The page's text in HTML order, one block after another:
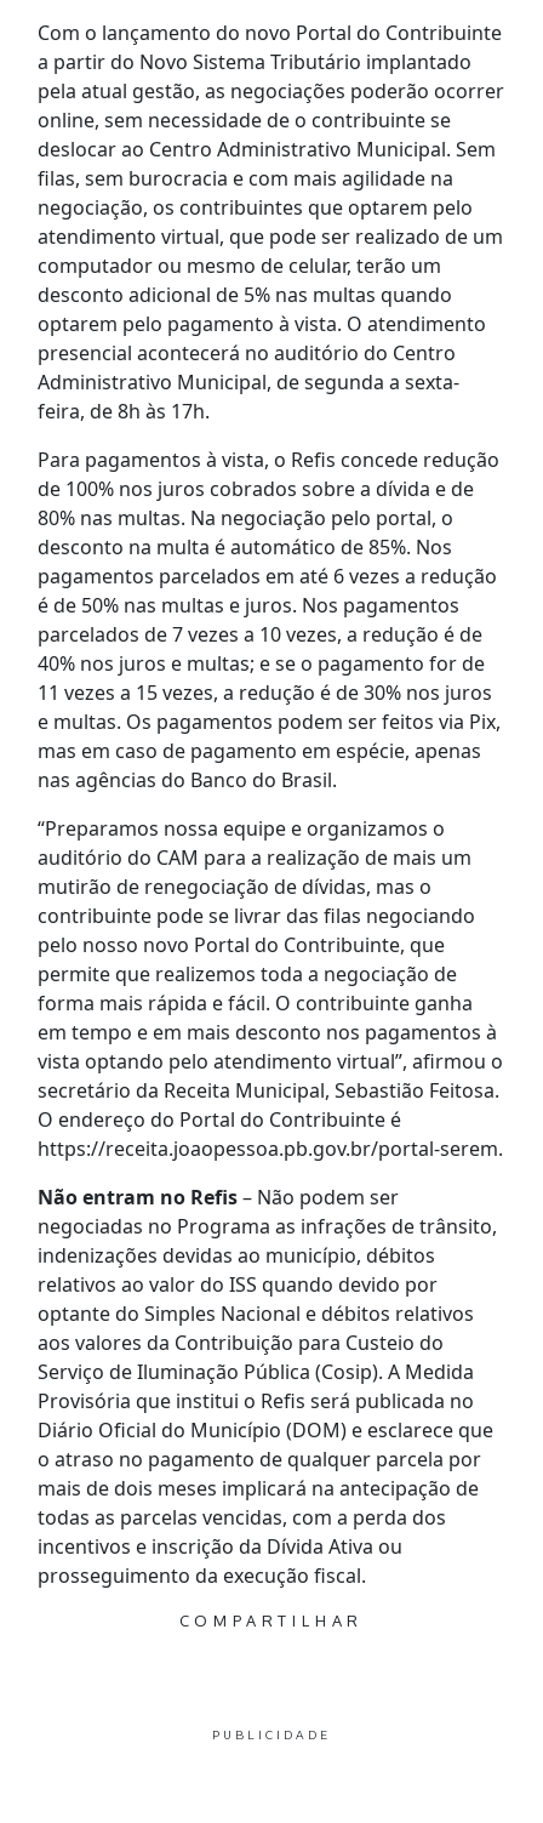
Com o lançamento do novo Portal do Contribuinte
a partir do Novo Sistema Tributário implantado
pela atual gestão, as negociações poderão ocorrer
online, sem necessidade de o contribuinte se
deslocar ao Centro Administrativo Municipal. Sem
filas, sem burocracia e com mais agilidade na
negociação, os contribuintes que optarem pelo
atendimento virtual, que pode ser realizado de um
computador ou mesmo de celular, terão um
desconto adicional de 5% nas multas quando
optarem pelo pagamento à vista. O atendimento
presencial acontecerá no auditório do Centro
Administrativo Municipal, de segunda a sexta-
feira, de 8h às 17h.
Para pagamentos à vista, o Refis concede redução
de 100% nos juros cobrados sobre a dívida e de
80% nas multas. Na negociação pelo portal, o
desconto na multa é automático de 85%. Nos
pagamentos parcelados em até 6 vezes a redução
é de 50% nas multas e juros. Nos pagamentos
parcelados de 7 vezes a 10 vezes, a redução é de
40% nos juros e multas; e se o pagamento for de
11 vezes a 15 vezes, a redução é de 30% nos juros
e multas. Os pagamentos podem ser feitos via Pix,
mas em caso de pagamento em espécie, apenas
nas agências do Banco do Brasil.
“Preparamos nossa equipe e organizamos o
auditório do CAM para a realização de mais um
mutirão de renegociação de dívidas, mas o
contribuinte pode se livrar das filas negociando
pelo nosso novo Portal do Contribuinte, que
permite que realizemos toda a negociação de
forma mais rápida e fácil. O contribuinte ganha
em tempo e em mais desconto nos pagamentos à
vista optando pelo atendimento virtual”, afirmou o
secretário da Receita Municipal, Sebastião Feitosa.
O endereço do Portal do Contribuinte é
https://receita.joaopessoa.pb.gov.br/portal-serem.
Não entram no Refis– Não podem ser
negociadas no Programa as infrações de trânsito,
indenizações devidas ao município, débitos
relativos ao valor do ISS quando devido por
optante do Simples Nacional e débitos relativos
aos valores da Contribuição para Custeio do
Serviço de Iluminação Pública (Cosip). A Medida
Provisória que institui o Refis será publicada no
Diário Oficial do Município (DOM) e esclarece que
o atraso no pagamento de qualquer parcela por
mais de dois meses implicará na antecipação de
todas as parcelas vencidas, com a perda dos
incentivos e inscrição da Dívida Ativa ou
prosseguimento da execução fiscal.
COMPARTILHAR
PUBLICIDADE